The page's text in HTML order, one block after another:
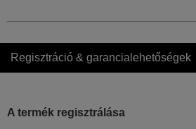
Regisztráció & garancialehetőségek
A termék regisztrálása